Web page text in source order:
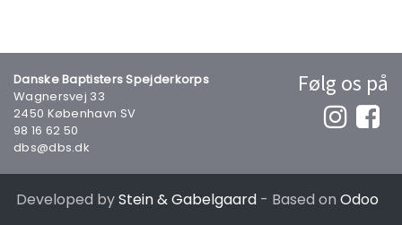
Danske Baptisters Spejderkorps
Wagnersvej 33
2450 København SV
98 16 62 50
dbs@dbs.dk
Følg os på
Developed byStein & Gabelgaard - Based on Odoo